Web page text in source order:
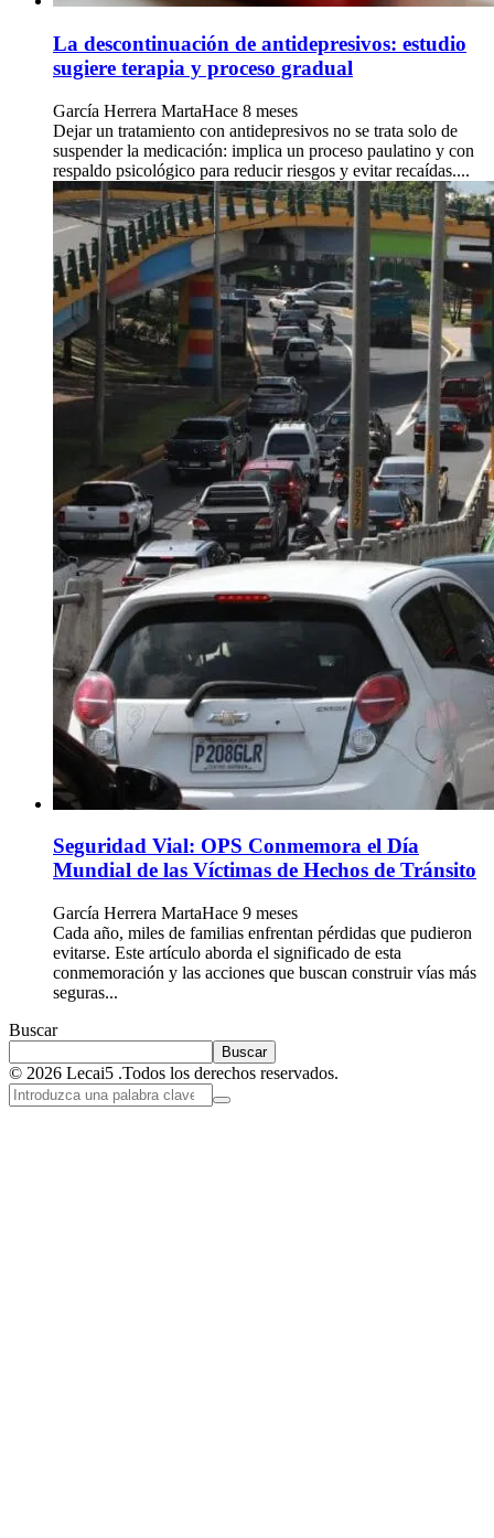
La descontinuación de antidepresivos: estudio
sugiere terapia y proceso gradual
García Herrera MartaHace 8 meses
Dejar un tratamiento con antidepresivos no se trata solo de
suspender la medicación: implica un proceso paulatino y con
respaldo psicológico para reducir riesgos y evitar recaídas....
Seguridad Vial: OPS Conmemora el Día
Mundial de las Víctimas de Hechos de Tránsito
García Herrera MartaHace 9 meses
Cada año, miles de familias enfrentan pérdidas que pudieron
evitarse. Este artículo aborda el significado de esta
conmemoración y las acciones que buscan construir vías más
seguras...
Buscar
Buscar
© 2026 Lecai5 .Todos los derechos reservados.